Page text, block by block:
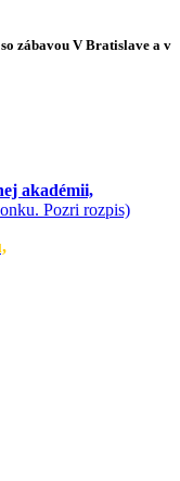
zábavou V Bratislave a v
akadémii,
Pozri rozpis)